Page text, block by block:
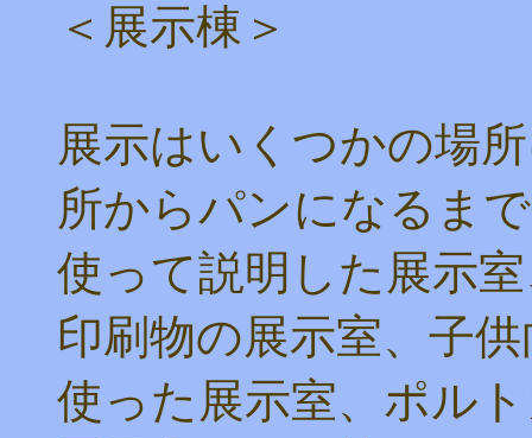
＜展示棟＞
展示はいくつかの場
所からパンになるま
使って説明した展示
印刷物の展示室、子
使った展示室、ポル